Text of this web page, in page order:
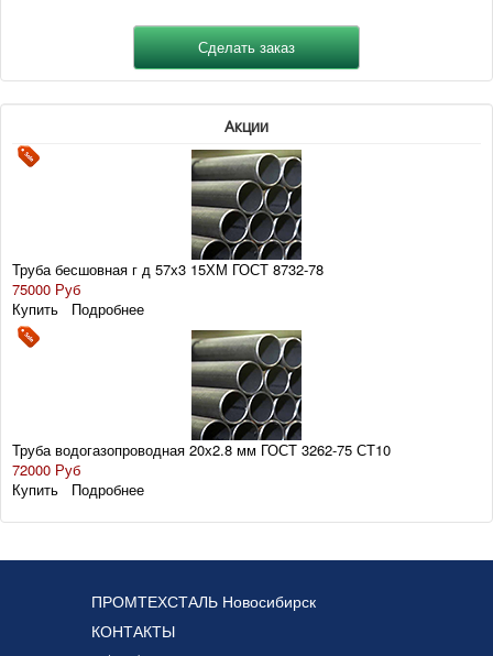
Акции
Труба бесшовная г д 57х3 15ХМ ГОСТ 8732-78
75000 Руб
Купить
Подробнее
Труба водогазопроводная 20х2.8 мм ГОСТ 3262-75 СТ10
72000 Руб
Купить
Подробнее
ПРОМТЕХСТАЛЬ Новосибирск
КОНТАКТЫ